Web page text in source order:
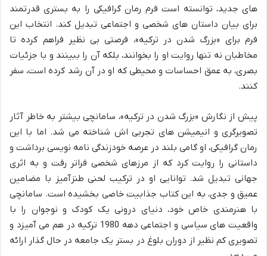
های جدید، توانسته است فرم رمان گرافیکی را به بستری قدرتمند
برای بیان داستان های شخصی و اجتماعی تبدیل کند. انتخاب این
فرم برای «بزرگ شدن در ترکیه»، فرصتی بی نظیر فراهم کرده تا
مخاطبان نه تنها روایت او را بخوانند، بلکه آن را ببینند و با جزئیات
بصری، به عمق احساسات و محیطی که او در آن رشد کرده است، سفر
کنند.
پیش از نگارش «بزرگ شدن در ترکیه»، سامانچی بیشتر به خاطر آثار
تصویرگری و انیمیشن های تجربی اش شناخته می شد. اما با این
رمان گرافیکی، او گامی بلند در عرصه خودزندگی نامه نویسی برداشت و
داستانی را روایت کرد که از مرزهای شخصی فراتر رفت و به اثری
جهانی تبدیل شد. توانایی او در ترکیب لحنی طنزآمیز با مضامین
عمیق و جدی، به این کتاب جذابیت خاصی بخشیده است. سامانچی
با هنرمندی خاص خود، دنیای درونی یک کودک و نوجوان را با
واقعیت های سیاسی و اجتماعی دهه 1980 ترکیه در هم می آمیزد و
تصویری کم نظیر از دوران بلوغ در بستر یک جامعه در حال گذار ارائه